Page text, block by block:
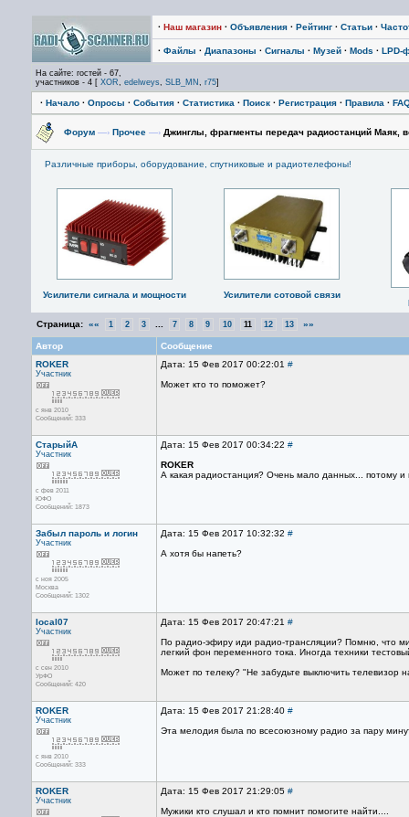
· Наш магазин · Объявления · Рейтинг · Статьи ·
· Файлы · Диапазоны · Сигналы · Музей · Mods · LPD-
На сайте: гостей - 67,
участников - 4 [ XOR, edelweys, SLB_MN , r75]
· Начало · Опросы · События · Статистика · Поиск · Регистрация · Правила ·
Форум —› Прочее —› Джинглы, фрагменты передач радиостанций Маяк,
Различные приборы, оборудование, спутниковые и радиотелефоны!
Усилители сигнала и мощности
Усилители сотовой связи
Страница: «« 1 2 3 7 8 9 10 11 12 13 »»
Автор
Сообщение
ROKER
Участник
с янв 2010
Сообщений: 333
Дата: 15 Фев 2017 00:22:01 #
Может кто то поможет?
СтарыйА
Участник
с фев 2011
ЮФО
Сообщений: 1873
Дата: 15 Фев 2017 00:34:22 #
ROKER
А какая радиостанция? Очень мало данных... потому
Забыл пароль и логин
Участник
с ноя 2005
Москва
Сообщений: 1302
Дата: 15 Фев 2017 10:32:32 #
А хотя бы напеть?
local07
Участник
с сен 2010
УрФО
Сообщений: 420
Дата: 15 Фев 2017 20:47:21 #
По радио-эфиру иди радио-трансляции? Помню, что
легкий фон переменного тока. Иногда техники
Может по телеку? "Не забудьте выключить телевизор
ROKER
Участник
с янв 2010
Сообщений: 333
Дата: 15 Фев 2017 21:28:40 #
Эта мелодия была по всесоюзному радио за пару
ROKER
Участник
Дата: 15 Фев 2017 21:29:05 #
Мужики кто слушал и кто помнит помогите найти....